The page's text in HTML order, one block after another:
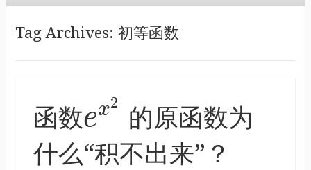
Tag Archives: 初等函数
函数ex2
的原函数为
什么“积不出来”？